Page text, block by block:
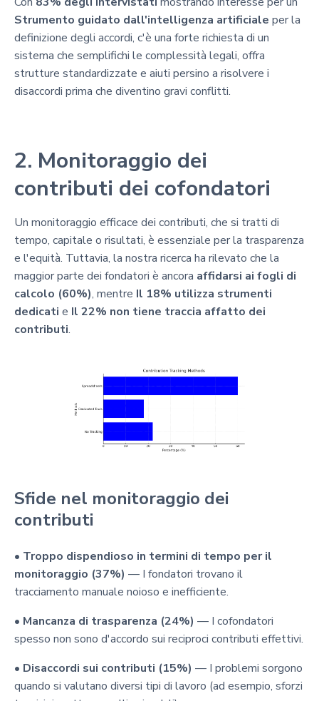
Strumento guidato dall'intelligenza artificiale per la
definizione degli accordi, c'è una forte richiesta di un
sistema che semplifichi le complessità legali, offra
strutture standardizzate e aiuti persino a risolvere i
disaccordi prima che diventino gravi conflitti.
2. Monitoraggio dei
contributi dei cofondatori
Un monitoraggio efficace dei contributi, che si tratti di
tempo, capitale o risultati, è essenziale per la trasparenza
e l'equità. Tuttavia, la nostra ricerca ha rilevato che la
maggior parte dei fondatori è ancora affidarsi ai fogli di
calcolo (60%), mentre Il 18% utilizza strumenti
dedicati e Il 22% non tiene traccia affatto dei
contributi.
Sfide nel monitoraggio dei
contributi
• Troppo dispendioso in termini di tempo per il
monitoraggio (37%) — I fondatori trovano il
tracciamento manuale noioso e inefficiente.
• Mancanza di trasparenza (24%) — I cofondatori
spesso non sono d'accordo sui reciproci contributi effettivi.
• Disaccordi sui contributi (15%) — I problemi sorgono
quando si valutano diversi tipi di lavoro (ad esempio, sforzi